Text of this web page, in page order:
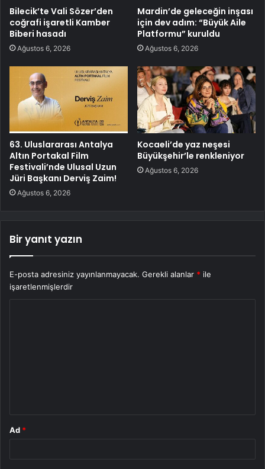
Bilecik’te Vali Sözer’den
coğrafi işaretli Kamber
Biberi hasadı
Ağustos 6, 2026
Mardin’de geleceğin inşası
için dev adım: “Büyük Aile
Platformu” kuruldu
Ağustos 6, 2026
63. Uluslararası Antalya
Altın Portakal Film
Festivali’nde Ulusal Uzun
Jüri Başkanı Derviş Zaim!
Ağustos 6, 2026
Kocaeli’de yaz neşesi
Büyükşehir’le renkleniyor
Ağustos 6, 2026
Bir yanıt yazın
E-posta adresiniz yayınlanmayacak. Gerekli alanlar * ile
işaretlenmişlerdir
Ad *